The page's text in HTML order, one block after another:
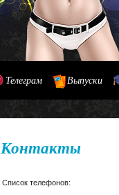
Телеграм Выпуски
Контакты
Список телефонов: